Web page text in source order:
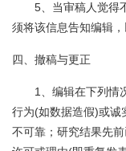
5、当审稿人觉得
须将该信息告知编辑
四、撤稿与更正
1、编辑在下列情
行为(如数据造假)或诚
不可靠；研究结果先